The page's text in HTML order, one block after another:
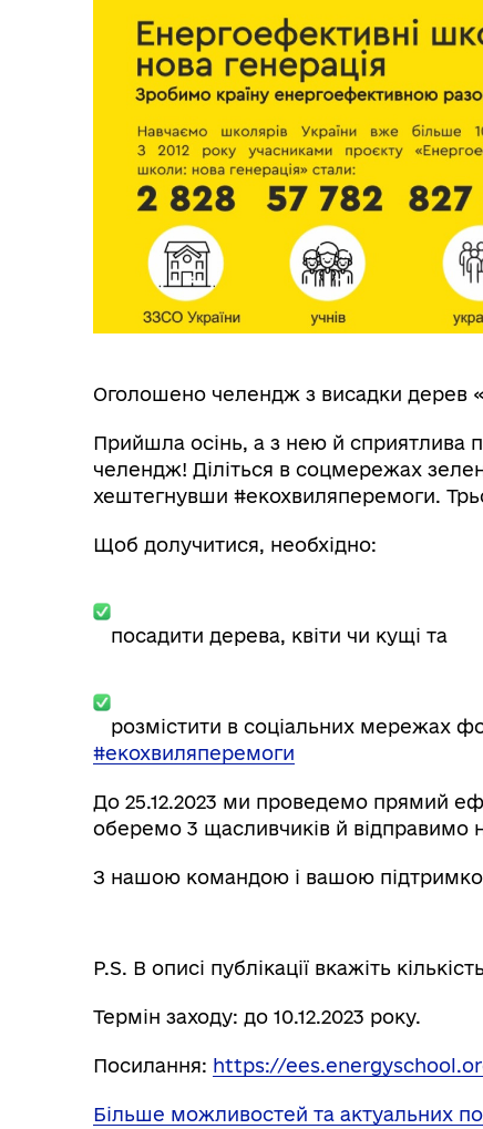
Оголошено челендж з висадки дерев
Прийшла осінь, а з нею й сприятлива
челендж! Діліться в соцмережах
хештегнувши #екохвиляперемоги.
Щоб долучитися, необхідно:
посадити дерева, квіти чи кущі та
розмістити в соціальних мережах
#екохвиляперемоги
До 25.12.2023 ми проведемо прямий
оберемо 3 щасливчиків й відправимо
З нашою командою і вашою
P.S. В описі публікації вкажіть
Термін заходу: до 10.12.2023 року.
Посилання: https://
Більше можливостей та актуальних